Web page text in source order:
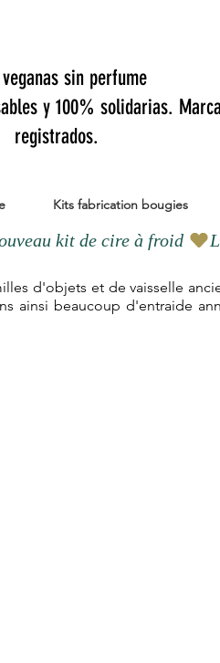
sin perfume
y 100% solidarias.
registrados.
Kits fabrication bougies
d'objets et de vaisselle
ainsi beaucoup d'entraide